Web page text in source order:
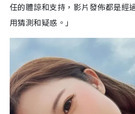
任的體諒和支持，影片發佈都是經
用猜測和疑惑。」